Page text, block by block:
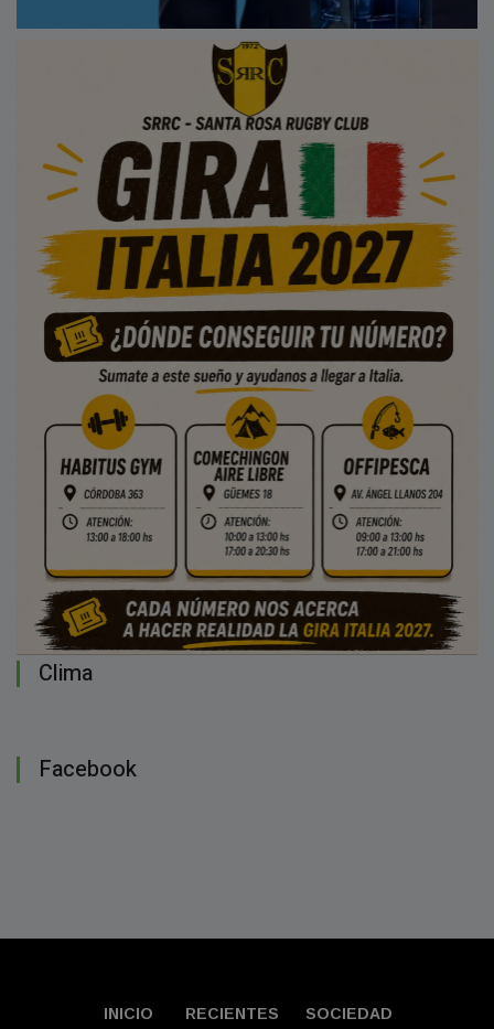
Clima
Facebook
INICIO RECIENTES SOCIEDAD